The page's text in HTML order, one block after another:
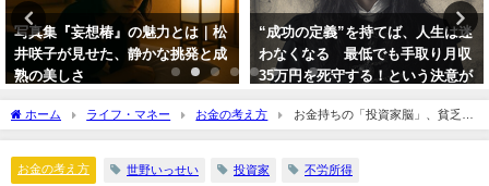
写真集『妄想椿』の魅力とは｜松
井咲子が見せた、静かな挑発と成
熟の美しさ
“成功の定義”を持てば、人生は迷
わなくなる 最低でも手取り月収
35万円を死守する！という決意が
教えてくれたこと
ホーム ライフ・マネー お金の考え方
お金持ちの「投資家脳」、貧乏人
の「労働脳」 本物のお金持ちしか知らない55の法則
お金の考え方 世野いっせい 投資家 不労所得